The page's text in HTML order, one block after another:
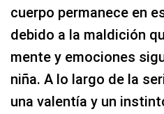
cuerpo permanece en
debido a la maldición
mente y emociones
niña. A lo largo de la
una valentía y un